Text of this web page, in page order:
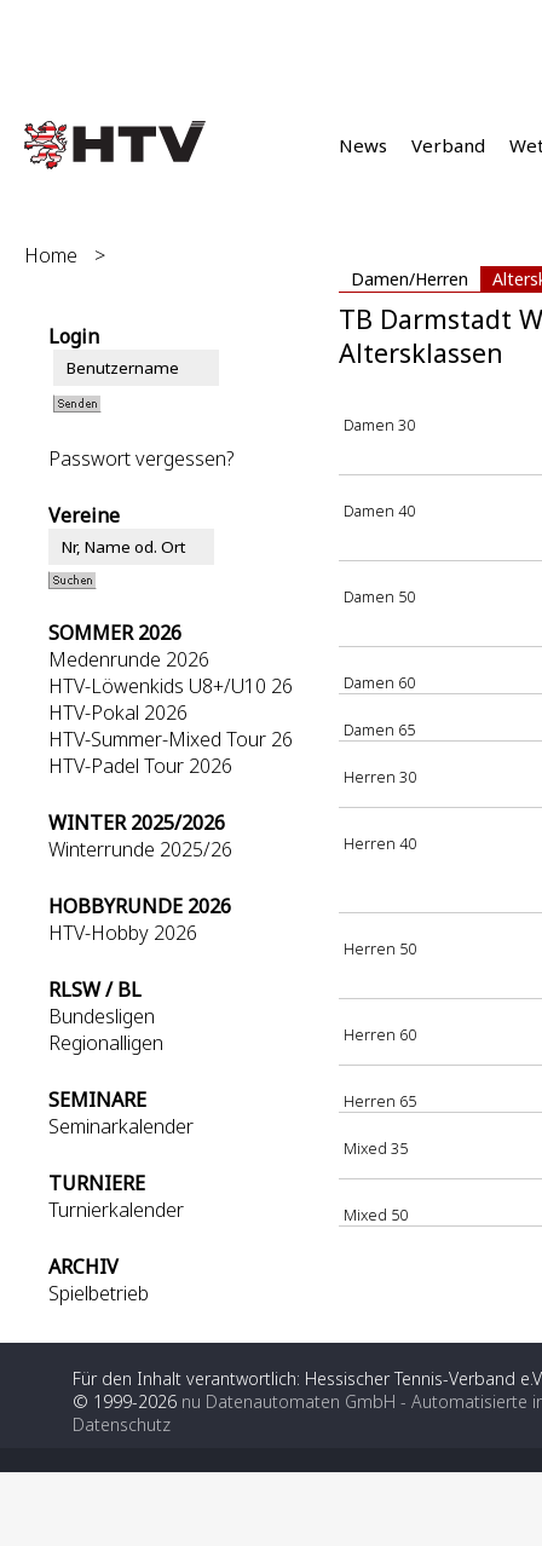
News Verband
Damen/Herren
Home >
Login
Passwort vergessen?
Vereine
SOMMER 2026
Medenrunde 2026
HTV-Löwenkids U8+/U10 26
HTV-Pokal 2026
HTV-Summer-Mixed Tour 26
HTV-Padel Tour 2026
WINTER 2025/2026
Winterrunde 2025/26
HOBBYRUNDE 2026
HTV-Hobby 2026
RLSW / BL
Bundesligen
Regionalligen
SEMINARE
Seminarkalender
TURNIERE
Turnierkalender
ARCHIV
Spielbetrieb
TB Darmstadt
Altersklassen
Damen 30
Damen 40
Damen 50
Damen 60
Damen 65
Herren 30
Herren 40
Herren 50
Herren 60
Herren 65
Mixed 35
Mixed 50
Für den Inhalt verantwortlich: Hessischer Tennis-Verband
© 1999-2026 nu Datenautomaten GmbH - Automatisierte
Datenschutz